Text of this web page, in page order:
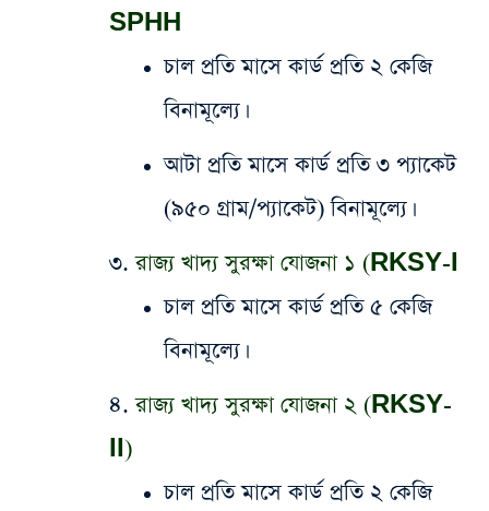
SPHH
চাল প্রতি মাসে কার্ড প্রতি ২ কেজি
বিনামূল্যে।
আটা প্রতি মাসে কার্ড প্রতি ৩ প্যাকেট
(৯৫০ গ্রাম/প্যাকেট) বিনামূল্যে।
​৩.রাজ্য খাদ্য সুরক্ষা যোজনা ১ (RKSY-I
চাল প্রতি মাসে কার্ড প্রতি ৫ কেজি
বিনামূল্যে।
​৪.রাজ্য খাদ্য সুরক্ষা যোজনা ২ (RKSY-
II)
​চাল প্রতি মাসে কার্ড প্রতি ২ কেজি